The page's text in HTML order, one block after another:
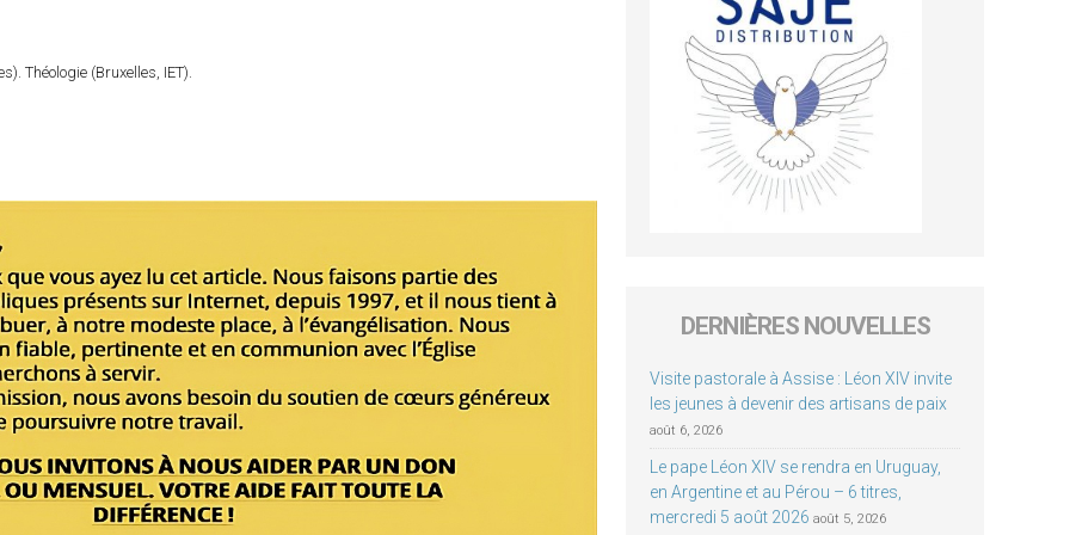
Théologie (Bruxelles, IET).
DERNIÈRES NOUVELLES
Visite pastorale à Assise : Léon XIV invite
les jeunes à devenir des artisans de paix
août 6, 2026
Le pape Léon XIV se rendra en Uruguay,
en Argentine et au Pérou – 6 titres,
mercredi 5 août 2026 août 5, 2026